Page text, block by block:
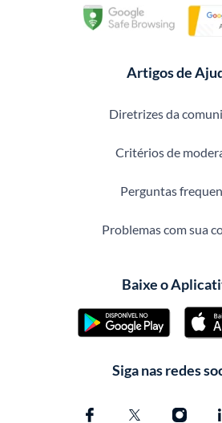
Artigos de
Diretrizes da
Critérios de
Perguntas
Problemas com sua
Baixe o
Siga nas redes